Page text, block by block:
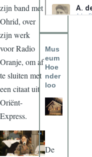
zijn band met
Ohrid, over
zijn werk
voor Radio
Oranje, om af
te sluiten met
een citaat uit
Oriënt-
Express.
Mus
eum
Hoe
nder
loo
De